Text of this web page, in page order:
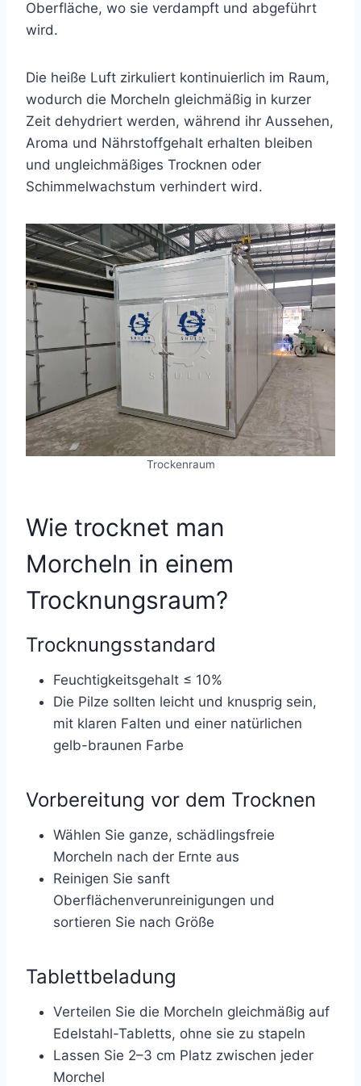
Oberfläche, wo sie verdampft und abgeführt
wird.
Die heiße Luft zirkuliert kontinuierlich im Raum,
wodurch die Morcheln gleichmäßig in kurzer
Zeit dehydriert werden, während ihr Aussehen,
Aroma und Nährstoffgehalt erhalten bleiben
und ungleichmäßiges Trocknen oder
Schimmelwachstum verhindert wird.
Trockenraum
Wie trocknet man
Morcheln in einem
Trocknungsraum?
Trocknungsstandard
Feuchtigkeitsgehalt ≤ 10%
Die Pilze sollten leicht und knusprig sein,
mit klaren Falten und einer natürlichen
gelb-braunen Farbe
Vorbereitung vor dem Trocknen
Wählen Sie ganze, schädlingsfreie
Morcheln nach der Ernte aus
Reinigen Sie sanft
Oberflächenverunreinigungen und
sortieren Sie nach Größe
Tablettbeladung
Verteilen Sie die Morcheln gleichmäßig auf
Edelstahl-Tabletts, ohne sie zu stapeln
Lassen Sie 2–3 cm Platz zwischen jeder
Morchel